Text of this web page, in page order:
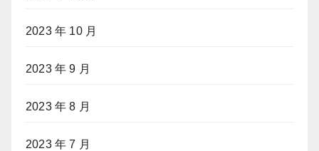
2023 年 10 月
2023 年 9 月
2023 年 8 月
2023 年 7 月